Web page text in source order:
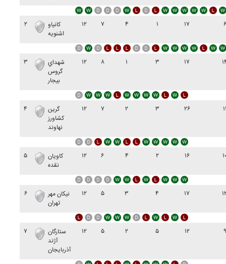
۲
کانياو
اشنويه
۱۲ ۷ ۴ ۱ ۱۷ ۶
۳
شهداي
گروس
بيجار
۱۲ ۸ ۱ ۳ ۱۷
۴
گرين
کشاورز
نهاوند
۱۲ ۷ ۲ ۳ ۲۶
۵
کاويان
نقده
۱۲ ۶ ۴ ۲ ۱۶
۶
نيکان مهر
تهران
۱۲ ۵ ۳ ۴ ۱۷
۷
ستارگان
آژند
آذربايجان
۱۲ ۵ ۲ ۵ ۱۲ ۹